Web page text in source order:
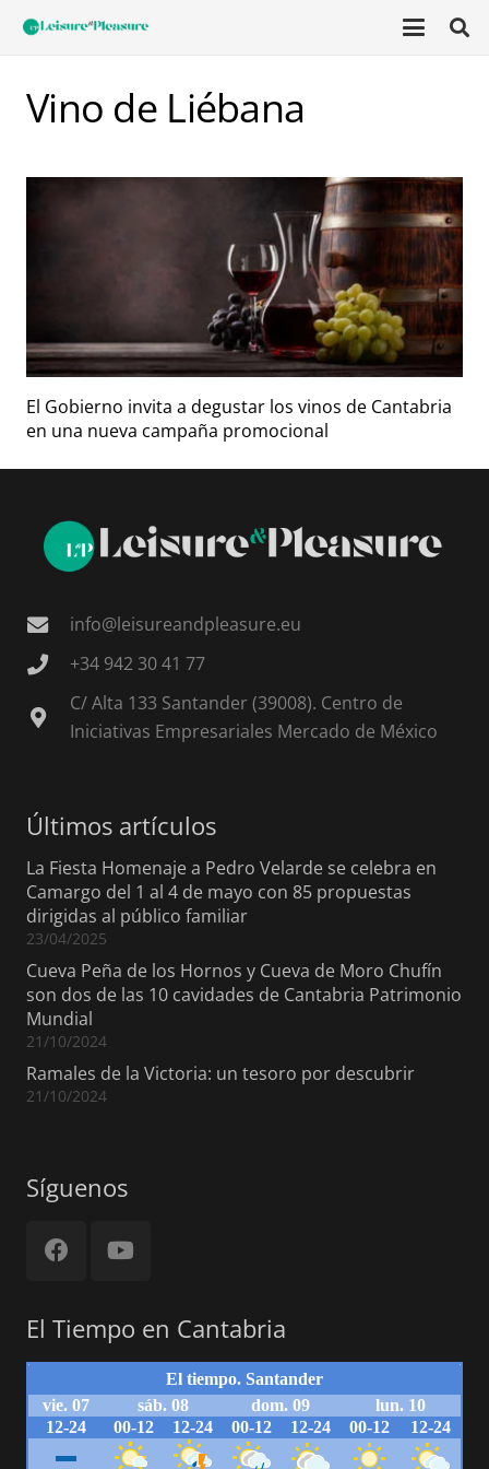
Vino de Liébana
El Gobierno invita a degustar los vinos de Cantabria
en una nueva campaña promocional
info@leisureandpleasure.eu
+34 942 30 41 77
C/ Alta 133 Santander (39008). Centro de
Iniciativas Empresariales Mercado de México
Últimos artículos
La Fiesta Homenaje a Pedro Velarde se celebra en
Camargo del 1 al 4 de mayo con 85 propuestas
dirigidas al público familiar
23/04/2025
Cueva Peña de los Hornos y Cueva de Moro Chufín
son dos de las 10 cavidades de Cantabria Patrimonio
Mundial
21/10/2024
Ramales de la Victoria: un tesoro por descubrir
21/10/2024
Síguenos
El Tiempo en Cantabria